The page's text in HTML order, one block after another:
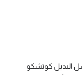
أرسل البديل كوتشكو